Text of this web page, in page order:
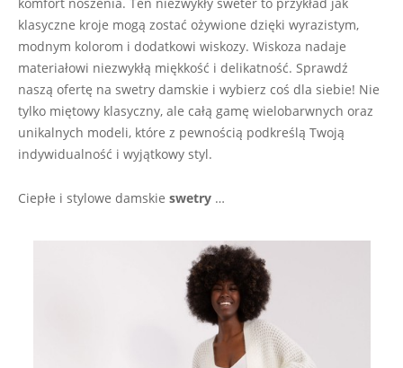
komfort noszenia. Ten niezwykły sweter to przykład jak
klasyczne kroje mogą zostać ożywione dzięki wyrazistym,
modnym kolorom i dodatkowi wiskozy. Wiskoza nadaje
materiałowi niezwykłą miękkość i delikatność. Sprawdź
naszą ofertę na swetry damskie i wybierz coś dla siebie! Nie
tylko miętowy klasyczny, ale całą gamę wielobarwnych oraz
unikalnych modeli, które z pewnością podkreślą Twoją
indywidualność i wyjątkowy styl.
Ciepłe i stylowe damskie swetry …